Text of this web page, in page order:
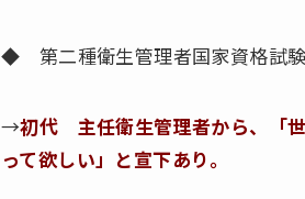
◆ 第二種衛生管理者国家資格試験
→初代 主任衛生管理者から、「
って欲しい」と宣下あり。